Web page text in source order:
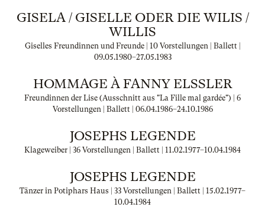
GISELA / GISELLE ODER DIE WILIS /
WILLIS
Giselles Freundinnen und Freunde | 10 Vorstellungen | Ballett |
09.05.1980–27.05.1983
HOMMAGE À FANNY ELSSLER
Freundinnen der Lise (Ausschnitt aus "La Fille mal gardée") | 6
Vorstellungen | Ballett | 06.04.1986–24.10.1986
JOSEPHS LEGENDE
Klageweiber | 36 Vorstellungen | Ballett | 11.02.1977–10.04.1984
JOSEPHS LEGENDE
Tänzer in Potiphars Haus | 33 Vorstellungen | Ballett | 15.02.1977–
10.04.1984